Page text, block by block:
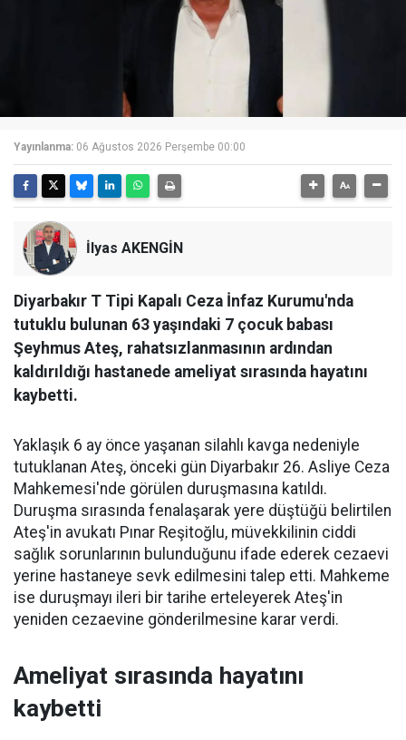
Yayınlanma: 06 Ağustos 2026 Perşembe 00:00
İlyas AKENGİN
Diyarbakır T Tipi Kapalı Ceza İnfaz Kurumu'nda
tutuklu bulunan 63 yaşındaki 7 çocuk babası
Şeyhmus Ateş, rahatsızlanmasının ardından
kaldırıldığı hastanede ameliyat sırasında hayatını
kaybetti.
Yaklaşık 6 ay önce yaşanan silahlı kavga nedeniyle
tutuklanan Ateş, önceki gün Diyarbakır 26. Asliye Ceza
Mahkemesi'nde görülen duruşmasına katıldı.
Duruşma sırasında fenalaşarak yere düştüğü belirtilen
Ateş'in avukatı Pınar Reşitoğlu, müvekkilinin ciddi
sağlık sorunlarının bulunduğunu ifade ederek cezaevi
yerine hastaneye sevk edilmesini talep etti. Mahkeme
ise duruşmayı ileri bir tarihe erteleyerek Ateş'in
yeniden cezaevine gönderilmesine karar verdi.
Ameliyat sırasında hayatını
kaybetti